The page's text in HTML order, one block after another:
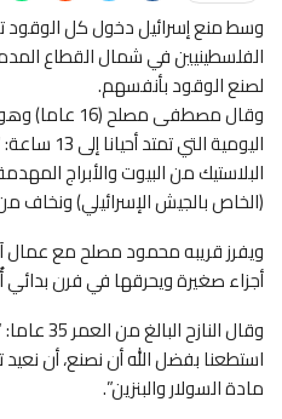
وسط منع إسرائيل دخول كل الوقود
الفلسطينيين في شمال القطاع
لصنع الوقود بأنفسهم.
وقال مصطفى
اليومية
البلاستيك من البيوت والأبراج
(الخاص بالجيش الإسرائيلي) ونخاف
ويفرز قريبه محمود مصلح مع عمال
أجزاء صغيرة ويحرقها في فرن
وقال
استطعنا بفضل الله أن نصنع، أن نعيد
مادة السولار والبنزين”.